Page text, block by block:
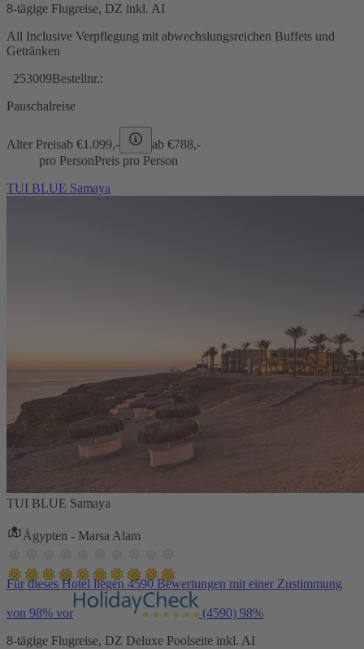
8-tägige Flugreise, DZ inkl. AI
All Inclusive Verpflegung mit abwechslungsreichen Buffets und
Getränken
253009Bestellnr.:
Pauschalreise
Alter Preisab €1.099,- ab €788,-
pro PersonPreis pro Person
TUI BLUE Samaya
TUI BLUE Samaya
Ägypten - Marsa Alam
Für dieses Hotel liegen 4590 Bewertungen mit einer Zustimmung
von 98% vor (4590) 98%
8-tägige Flugreise, DZ Deluxe Poolseite inkl. AI